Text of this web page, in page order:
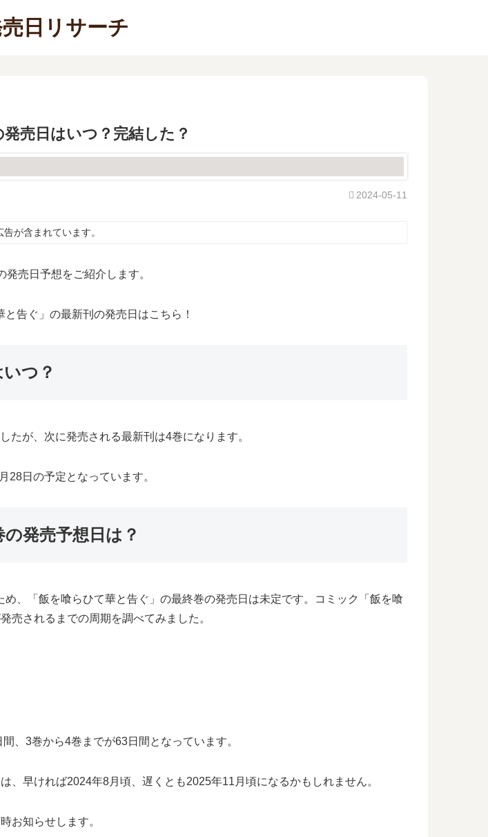
日リサーチ
売日はいつ？完結した？
2024-05-11
が含まれています。
売日予想をご紹介します。
告ぐ」の最新刊の発売日はこちら！
つ？
たが、次に発売される最新刊は4巻になります。
28日の予定となっています。
発売予想日は？
、「飯を喰らひて華と告ぐ」の最終巻の発売日は未定です。コミック「飯を喰
売されるまでの周期を調べてみました。
、3巻から4巻までが63日間となっています。
早ければ2024年8月頃、遅くとも2025年11月頃になるかもしれません。
お知らせします。